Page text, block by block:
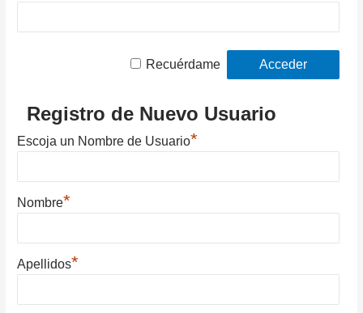
Recuérdame
Registro de Nuevo Usuario
Escoja un Nombre de Usuario*
Nombre*
Apellidos*